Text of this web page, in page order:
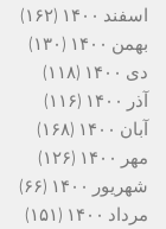
اسفند ۱۴۰۰
(۱۶۲)
بهمن ۱۴۰۰
(۱۳۰)
دی ۱۴۰۰
(۱۱۸)
آذر ۱۴۰۰
(۱۱۶)
آبان ۱۴۰۰
(۱۶۸)
مهر ۱۴۰۰
(۱۲۶)
شهریور ۱۴۰۰
(۶۶)
مرداد ۱۴۰۰
(۱۵۱)